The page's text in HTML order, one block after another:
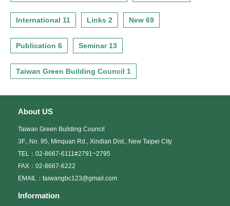
International 11 Links 2 New 69
Publication 6 Seminar 13
Taiwan Green Building Council 1
About US
Taiwan Green Building Council
3F., No. 95, Minquan Rd., Xindian Dist., New Taipei City
TEL：02-8667-6111#2791~2795
FAX：02-8667-6222
EMAIL：taiwangbc123@gmail.com
Information